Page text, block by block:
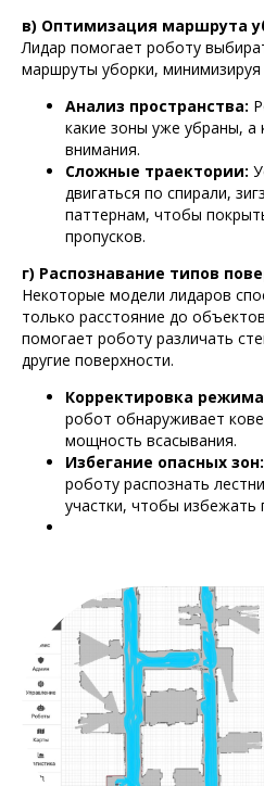
в) Оптимизация маршрута
Лидар помогает роботу
маршруты уборки, минимизируя
Анализ пространства:
какие зоны уже убраны, а
внимания.
Сложные траектории:
двигаться по спирали,
паттернам, чтобы
пропусков.
г) Распознавание типов
Некоторые модели лидаров
только расстояние до
помогает роботу различать
другие поверхности.
Корректировка
робот обнаруживает
мощность всасывания.
Избегание опасных
роботу распознать
участки, чтобы избежать